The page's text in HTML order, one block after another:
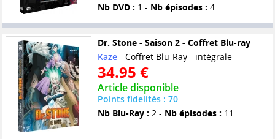
Nb DVD : 1 - Nb épisodes : 4
Dr. Stone - Saison 2 - Coffret Blu-ray
Kaze- Coffret Blu-Ray - intégrale
34.95 €
Article disponible
Points fidelités : 70
Nb Blu-Ray : 2 - Nb épisodes : 11